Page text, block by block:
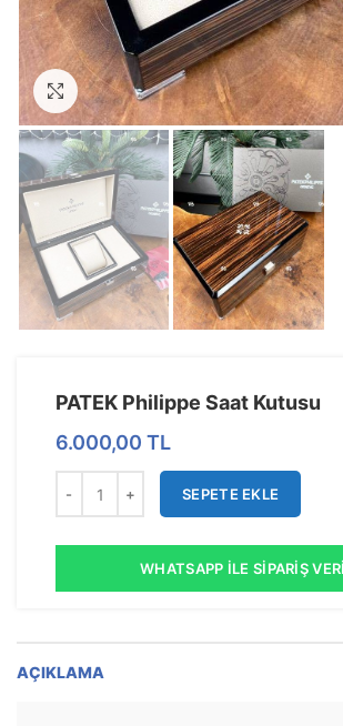
Görseli Büyütün
PATEK Philippe Saat Kutusu
6.000,00 TL
SEPETE EKLE
WHATSAPP İLE SIPARIŞ
AÇIKLAMA